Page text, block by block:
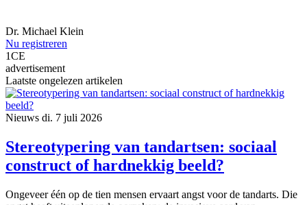
Dr. Michael Klein
Nu registreren
1CE
advertisement
Laatste ongelezen artikelen
Nieuws di. 7 juli 2026
Stereotypering van tandartsen: sociaal
construct of hardnekkig beeld?
Ongeveer één op de tien mensen ervaart angst voor de tandarts. Die